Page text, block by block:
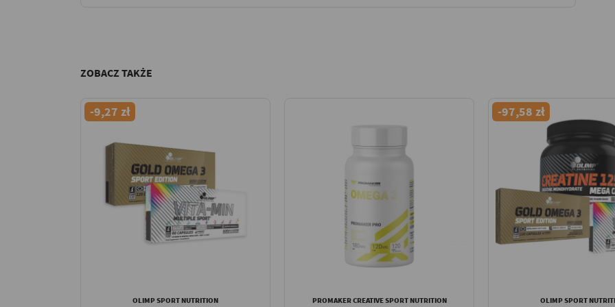
ZOBACZ TAKŻE
-9,27 zł
OLIMP SPORT NUTRITION PROMAKER CREATIVE SPORT NUTRITION
-97,58 zł
OLIMP SPORT